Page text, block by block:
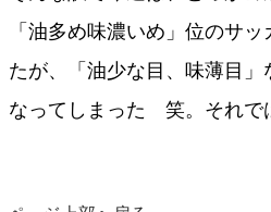
「油多め味濃いめ」位のサ
たが、「油少な目、味薄目」
なってしまった 笑。それで